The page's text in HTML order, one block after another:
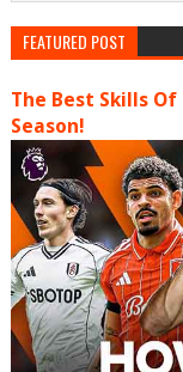
FEATURED POST
The Best Skills Of
Season!